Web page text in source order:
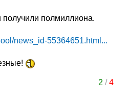
полмиллиона.
news_id-55364651.html...
2 /4